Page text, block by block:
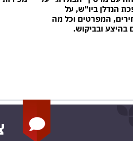
הנדלן ביו"ש, על
המפרטים וכל מה
בהיצע ובביקוש.